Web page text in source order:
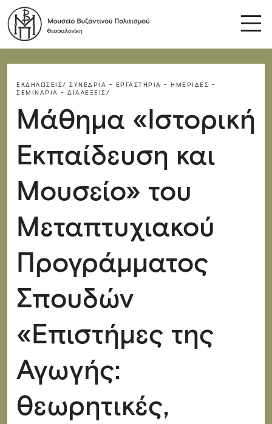
ΕΚΔΗΛΏΣΕΙΣ/ ΣΥΝΈΔΡΙΑ – ΕΡΓΑΣΤΉΡΙΑ - ΗΜΕΡΊΔΕΣ -
ΣΕΜΙΝΆΡΙΑ - ΔΙΑΛΈΞΕΙΣ/
Μάθημα «Ιστορική
Εκπαίδευση και
Μουσείο» του
Μεταπτυχιακού
Προγράμματος
Σπουδών
«Επιστήμες της
Αγωγής:
θεωρητικές,